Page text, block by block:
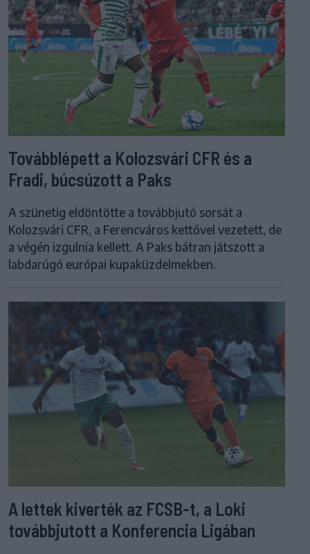
Továbblépett a Kolozsvári CFR és a
Fradi, búcsúzott a Paks
A szünetig eldöntötte a továbbjutó sorsát a
Kolozsvári CFR, a Ferencváros kettővel vezetett, de
a végén izgulnia kellett. A Paks bátran játszott a
labdarúgó európai kupaküzdelmekben.
A lettek kiverték az FCSB-t, a Loki
továbbjutott a Konferencia Ligában